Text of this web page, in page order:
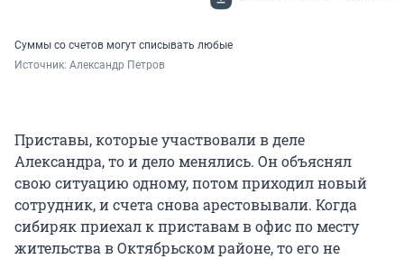
Суммы со счетов могут списывать любые
Источник: Александр Петров
Приставы, которые участвовали в деле
Александра, то и дело менялись. Он объяснял
свою ситуацию одному, потом приходил новый
сотрудник, и счета снова арестовывали. Когда
сибиряк приехал к приставам в офис по месту
жительства в Октябрьском районе, то его не